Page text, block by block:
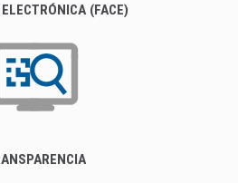
(FACE)